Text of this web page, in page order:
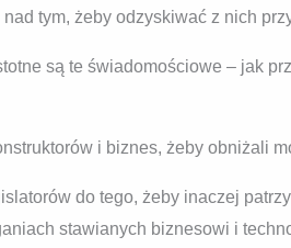
tym, żeby odzyskiwać z nich
są te świadomościowe – jak
i biznes, żeby obniżali
do tego, żeby inaczej
stawianych biznesowi i